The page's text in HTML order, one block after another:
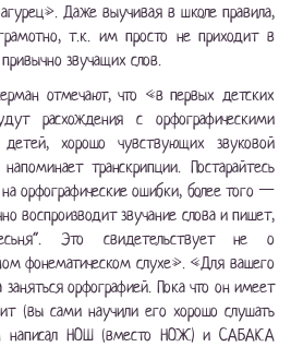
Даже выучивая в школе правила,
т.к. им просто не приходит в
звучащих слов.
отмечают, что «в первых детских
расхождения с орфографическими
хорошо чувствующих звуковой
транскрипции. Постарайтесь
орфографические ошибки, более того —
воспроизводит звучание слова и пишет,
Это свидетельствует не о
фонематическом слухе». «Для вашего
орфографией. Пока что он имеет
(вы сами научили его хорошо слушать
написал НОШ (вместо НОЖ) и САБАКА